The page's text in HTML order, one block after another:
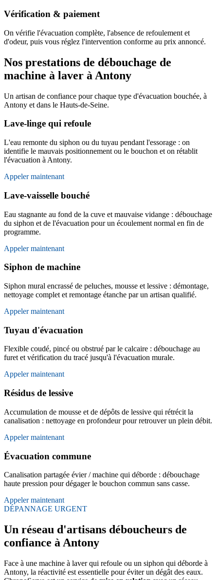
Vérification & paiement
On vérifie l'évacuation complète, l'absence de refoulement et
d'odeur, puis vous réglez l'intervention conforme au prix annoncé.
Nos prestations de débouchage de
machine à laver à Antony
Un artisan de confiance pour chaque type d'évacuation bouchée, à
Antony et dans le Hauts-de-Seine.
Lave-linge qui refoule
L'eau remonte du siphon ou du tuyau pendant l'essorage : on
identifie le mauvais positionnement ou le bouchon et on rétablit
l'évacuation à Antony.
Appeler maintenant
Lave-vaisselle bouché
Eau stagnante au fond de la cuve et mauvaise vidange : débouchage
du siphon et de l'évacuation pour un écoulement normal en fin de
programme.
Appeler maintenant
Siphon de machine
Siphon mural encrassé de peluches, mousse et lessive : démontage,
nettoyage complet et remontage étanche par un artisan qualifié.
Appeler maintenant
Tuyau d'évacuation
Flexible coudé, pincé ou obstrué par le calcaire : débouchage au
furet et vérification du tracé jusqu'à l'évacuation murale.
Appeler maintenant
Résidus de lessive
Accumulation de mousse et de dépôts de lessive qui rétrécit la
canalisation : nettoyage en profondeur pour retrouver un plein débit.
Appeler maintenant
Évacuation commune
Canalisation partagée évier / machine qui déborde : débouchage
haute pression pour dégager le bouchon commun sans casse.
Appeler maintenant
DÉPANNAGE URGENT
Un réseau d'artisans déboucheurs de
confiance à Antony
Face à une machine à laver qui refoule ou un siphon qui déborde à
Antony, la réactivité est essentielle pour éviter un dégât des eaux.